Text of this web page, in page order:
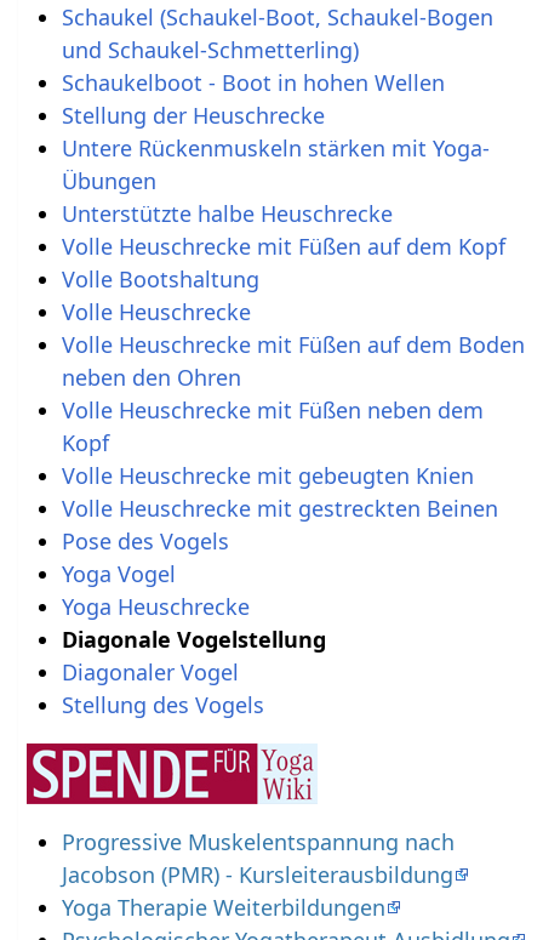
Schaukel (Schaukel-Boot, Schaukel-Bogen
und Schaukel-Schmetterling)
Schaukelboot - Boot in hohen Wellen
Stellung der Heuschrecke
Untere Rückenmuskeln stärken mit Yoga-
Übungen
Unterstützte halbe Heuschrecke
Volle Heuschrecke mit Füßen auf dem Kopf
Volle Bootshaltung
Volle Heuschrecke
Volle Heuschrecke mit Füßen auf dem Boden
neben den Ohren
Volle Heuschrecke mit Füßen neben dem
Kopf
Volle Heuschrecke mit gebeugten Knien
Volle Heuschrecke mit gestreckten Beinen
Pose des Vogels
Yoga Vogel
Yoga Heuschrecke
Diagonale Vogelstellung
Diagonaler Vogel
Stellung des Vogels
Progressive Muskelentspannung nach
Jacobson (PMR) - Kursleiterausbildung
Yoga Therapie Weiterbildungen